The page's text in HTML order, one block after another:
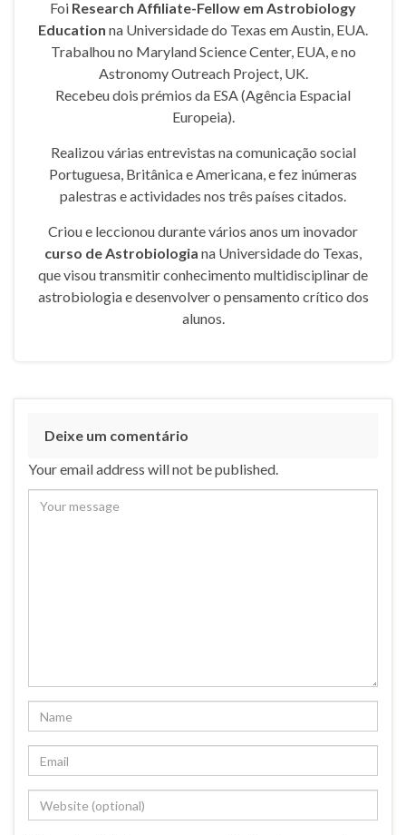
Foi Research Affiliate-Fellow em Astrobiology
Education na Universidade do Texas em Austin, EUA.
Trabalhou no Maryland Science Center, EUA, e no
Astronomy Outreach Project, UK.
Recebeu dois prémios da ESA (Agência Espacial
Europeia).
Realizou várias entrevistas na comunicação social
Portuguesa, Britânica e Americana, e fez inúmeras
palestras e actividades nos três países citados.
Criou e leccionou durante vários anos um inovador
curso de Astrobiologia na Universidade do Texas,
que visou transmitir conhecimento multidisciplinar de
astrobiologia e desenvolver o pensamento crítico dos
alunos.
Deixe um comentário
Your email address will not be published.